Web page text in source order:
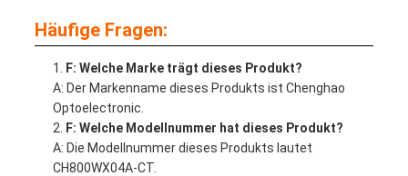
Häufige Fragen:
F: Welche Marke trägt dieses Produkt?
A: Der Markenname dieses Produkts ist Chenghao
Optoelectronic.
F: Welche Modellnummer hat dieses Produkt?
A: Die Modellnummer dieses Produkts lautet
CH800WX04A-CT.